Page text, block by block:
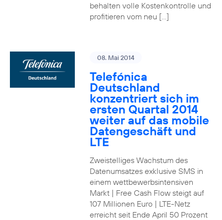
behalten volle Kostenkontrolle und
profitieren vom neu […]
08. Mai 2014
Telefónica
Deutschland
konzentriert sich im
ersten Quartal 2014
weiter auf das mobile
Datengeschäft und
LTE
Zweistelliges Wachstum des
Datenumsatzes exklusive SMS in
einem wettbewerbsintensiven
Markt | Free Cash Flow steigt auf
107 Millionen Euro | LTE-Netz
erreicht seit Ende April 50 Prozent